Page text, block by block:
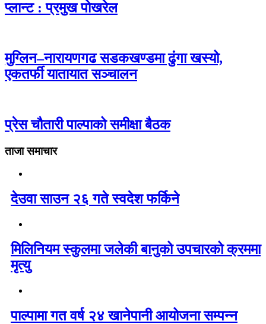
प्लान्ट : प्रमुख पोखरेल
मुग्लिन–नारायणगढ सडकखण्डमा ढुंगा खस्यो,
एकतर्फी यातायात सञ्चालन
प्रेस चौतारी पाल्पाको समीक्षा बैठक
ताजा समाचार
देउवा साउन २६ गते स्वदेश फर्किने
मिलिनियम स्कुलमा जलेकी बानुको उपचारको क्रममा
मृत्यु
पाल्पामा गत वर्ष २४ खानेपानी आयोजना सम्पन्न